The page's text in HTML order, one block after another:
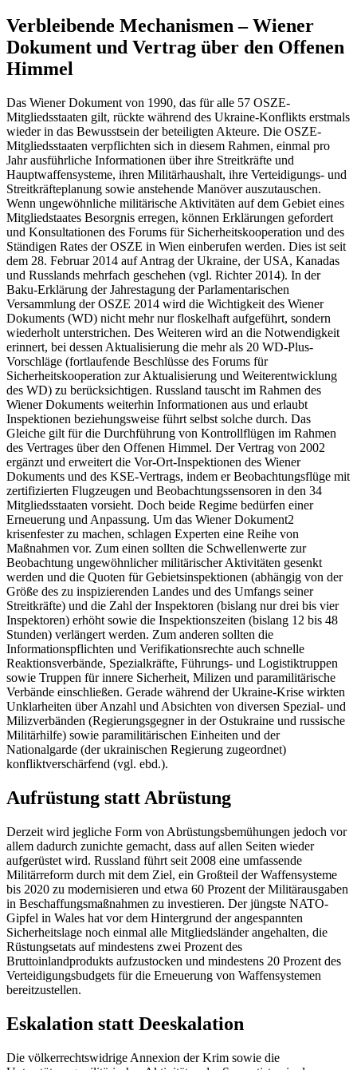
Verbleibende Mechanismen – Wiener
Dokument und Vertrag über den Offenen
Himmel
Das Wiener Dokument von 1990, das für alle 57 OSZE-
Mitgliedsstaaten gilt, rückte während des Ukraine-Konflikts erstmals
wieder in das Bewusstsein der beteiligten Akteure. Die OSZE-
Mitgliedsstaaten verpflichten sich in diesem Rahmen, einmal pro
Jahr ausführliche Informationen über ihre Streitkräfte und
Hauptwaffensysteme, ihren Militärhaushalt, ihre Verteidigungs- und
Streitkräfteplanung sowie anstehende Manöver auszutauschen.
Wenn ungewöhnliche militärische Aktivitäten auf dem Gebiet eines
Mitgliedstaates Besorgnis erregen, können Erklärungen gefordert
und Konsultationen des Forums für Sicherheitskooperation und des
Ständigen Rates der OSZE in Wien einberufen werden. Dies ist seit
dem 28. Februar 2014 auf Antrag der Ukraine, der USA, Kanadas
und Russlands mehrfach geschehen (vgl. Richter 2014). In der
Baku-Erklärung der Jahrestagung der Parlamentarischen
Versammlung der OSZE 2014 wird die Wichtigkeit des Wiener
Dokuments (WD) nicht mehr nur floskelhaft aufgeführt, sondern
wiederholt unterstrichen. Des Weiteren wird an die Notwendigkeit
erinnert, bei dessen Aktualisierung die mehr als 20 WD-Plus-
Vorschläge (fortlaufende Beschlüsse des Forums für
Sicherheitskooperation zur Aktualisierung und Weiterentwicklung
des WD) zu berücksichtigen. Russland tauscht im Rahmen des
Wiener Dokuments weiterhin Informationen aus und erlaubt
Inspektionen beziehungsweise führt selbst solche durch. Das
Gleiche gilt für die Durchführung von Kontrollflügen im Rahmen
des Vertrages über den Offenen Himmel. Der Vertrag von 2002
ergänzt und erweitert die Vor-Ort-Inspektionen des Wiener
Dokuments und des KSE-Vertrags, indem er Beobachtungsflüge mit
zertifizierten Flugzeugen und Beobachtungssensoren in den 34
Mitgliedsstaaten vorsieht. Doch beide Regime bedürfen einer
Erneuerung und Anpassung. Um das Wiener Dokument2
krisenfester zu machen, schlagen Experten eine Reihe von
Maßnahmen vor. Zum einen sollten die Schwellenwerte zur
Beobachtung ungewöhnlicher militärischer Aktivitäten gesenkt
werden und die Quoten für Gebietsinspektionen (abhängig von der
Größe des zu inspizierenden Landes und des Umfangs seiner
Streitkräfte) und die Zahl der Inspektoren (bislang nur drei bis vier
Inspektoren) erhöht sowie die Inspektionszeiten (bislang 12 bis 48
Stunden) verlängert werden. Zum anderen sollten die
Informationspflichten und Verifikationsrechte auch schnelle
Reaktionsverbände, Spezialkräfte, Führungs- und Logistiktruppen
sowie Truppen für innere Sicherheit, Milizen und paramilitärische
Verbände einschließen. Gerade während der Ukraine-Krise wirkten
Unklarheiten über Anzahl und Absichten von diversen Spezial- und
Milizverbänden (Regierungsgegner in der Ostukraine und russische
Militärhilfe) sowie paramilitärischen Einheiten und der
Nationalgarde (der ukrainischen Regierung zugeordnet)
konfliktverschärfend (vgl. ebd.).
Aufrüstung statt Abrüstung
Derzeit wird jegliche Form von Abrüstungsbemühungen jedoch vor
allem dadurch zunichte gemacht, dass auf allen Seiten wieder
aufgerüstet wird. Russland führt seit 2008 eine umfassende
Militärreform durch mit dem Ziel, ein Großteil der Waffensysteme
bis 2020 zu modernisieren und etwa 60 Prozent der Militärausgaben
in Beschaffungsmaßnahmen zu investieren. Der jüngste NATO-
Gipfel in Wales hat vor dem Hintergrund der angespannten
Sicherheitslage noch einmal alle Mitgliedsländer angehalten, die
Rüstungsetats auf mindestens zwei Prozent des
Bruttoinlandprodukts aufzustocken und mindestens 20 Prozent des
Verteidigungsbudgets für die Erneuerung von Waffensystemen
bereitzustellen.
Eskalation statt Deeskalation
Die völkerrechtswidrige Annexion der Krim sowie die